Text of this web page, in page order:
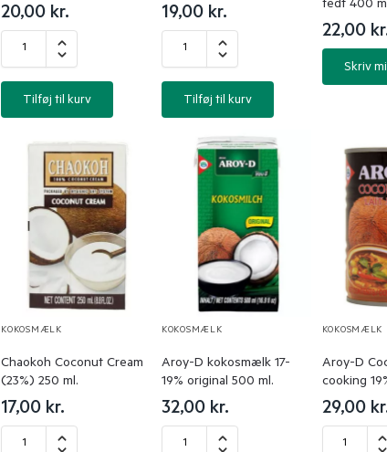
20,00 kr.
Tilføj til kurv
19,00 kr.
Tilføj til kurv
fedt 400
22,00
Skriv
KOKOSMÆLK
Chaokoh Coconut Cream
(23%) 250 ml.
17,00 kr.
KOKOSMÆLK
Aroy-D kokosmælk 17-
19% original 500 ml.
32,00 kr.
KOKOSMÆLK
Aroy-D
cooking
29,00